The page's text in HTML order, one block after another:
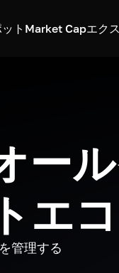
ト Market Capエク
ー
エ
管理する